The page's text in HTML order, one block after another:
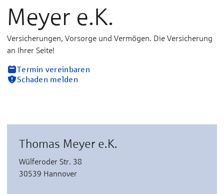
Meyer e.K.
Versicherungen, Vorsorge und Vermögen. Die Versicherung
an Ihrer Seite!
Termin vereinbaren
Schaden melden
Thomas Meyer e.K.
Wülferoder Str. 38
30539 Hannover